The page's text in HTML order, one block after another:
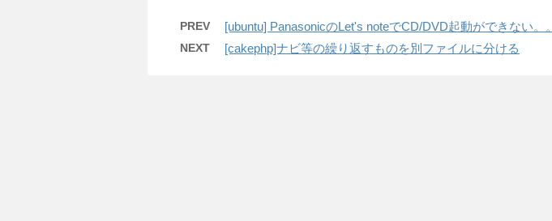
PREV [ubuntu] PanasonicのLet's noteでCD/DVD起動ができない。。
NEXT [cakephp]ナビ等の繰り返すものを別ファイルに分ける